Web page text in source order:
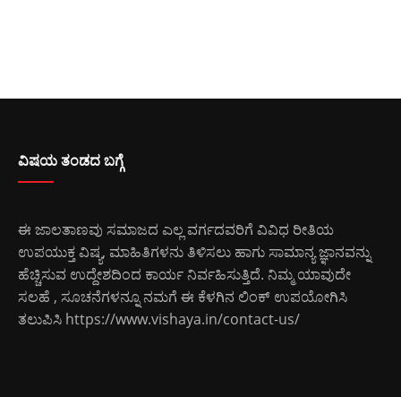
ವಿಷಯ ತಂಡದ ಬಗ್ಗೆ
ಈ ಜಾಲತಾಣವು ಸಮಾಜದ ಎಲ್ಲ ವರ್ಗದವರಿಗೆ ವಿವಿಧ ರೀತಿಯ
ಉಪಯುಕ್ತ ವಿಷ್ಯ, ಮಾಹಿತಿಗಳನು ತಿಳಿಸಲು ಹಾಗು ಸಾಮಾನ್ಯ ಜ್ಞಾನವನ್ನು
ಹೆಚ್ಚಿಸುವ ಉದ್ದೇಶದಿಂದ ಕಾರ್ಯ ನಿರ್ವಹಿಸುತ್ತಿದೆ. ನಿಮ್ಮ ಯಾವುದೇ
ಸಲಹೆ , ಸೂಚನೆಗಳನ್ನೂ ನಮಗೆ ಈ ಕೆಳಗಿನ ಲಿಂಕ್ ಉಪಯೋಗಿಸಿ
ತಲುಪಿಸಿ https://www.vishaya.in/contact-us/